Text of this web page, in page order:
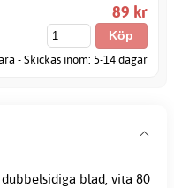
89 kr
- Skickas inom: 5-14 dagar
blad, vita 80